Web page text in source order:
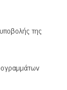
της